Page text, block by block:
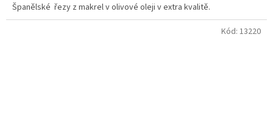
Španělské řezy z makrel v olivové oleji v extra kvalitě.
Kód: 13220